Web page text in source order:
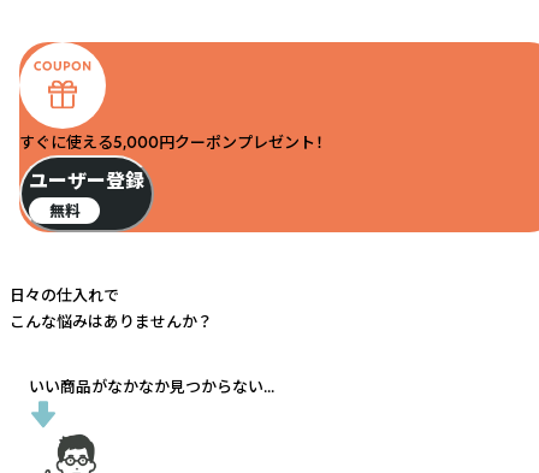
すぐに使える5,000円クーポンプレゼント！
ユーザー登録
無料
日々の仕入れで
こんな悩みはありませんか？
いい商品がなかなか見つからない...